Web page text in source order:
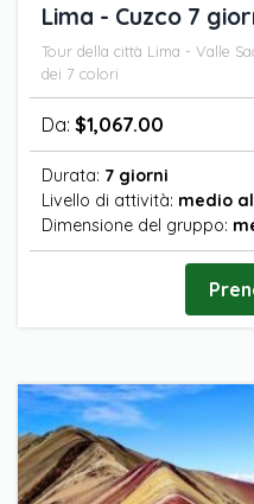
Lima - Cuzco 7
Tour della città Lima - Valle
dei 7 colori
Da:$1,067.00
Durata: 7 giorni
Livello di attività: medio
Dimensione del gruppo: